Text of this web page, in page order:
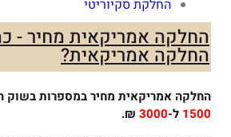
החלקת סקיוריטי
החלקה אמריקאית מחיר -
החלקה אמריקאית?
החלקה אמריקאית מחיר במספרות בשוק
1500 ל-3000
₪.